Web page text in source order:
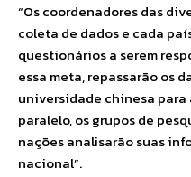
“Os coordenadores das
coleta de dados e cada
questionários a serem
essa meta, repassarão os
universidade chinesa para
paralelo, os grupos de
nações analisarão suas
nacional”.